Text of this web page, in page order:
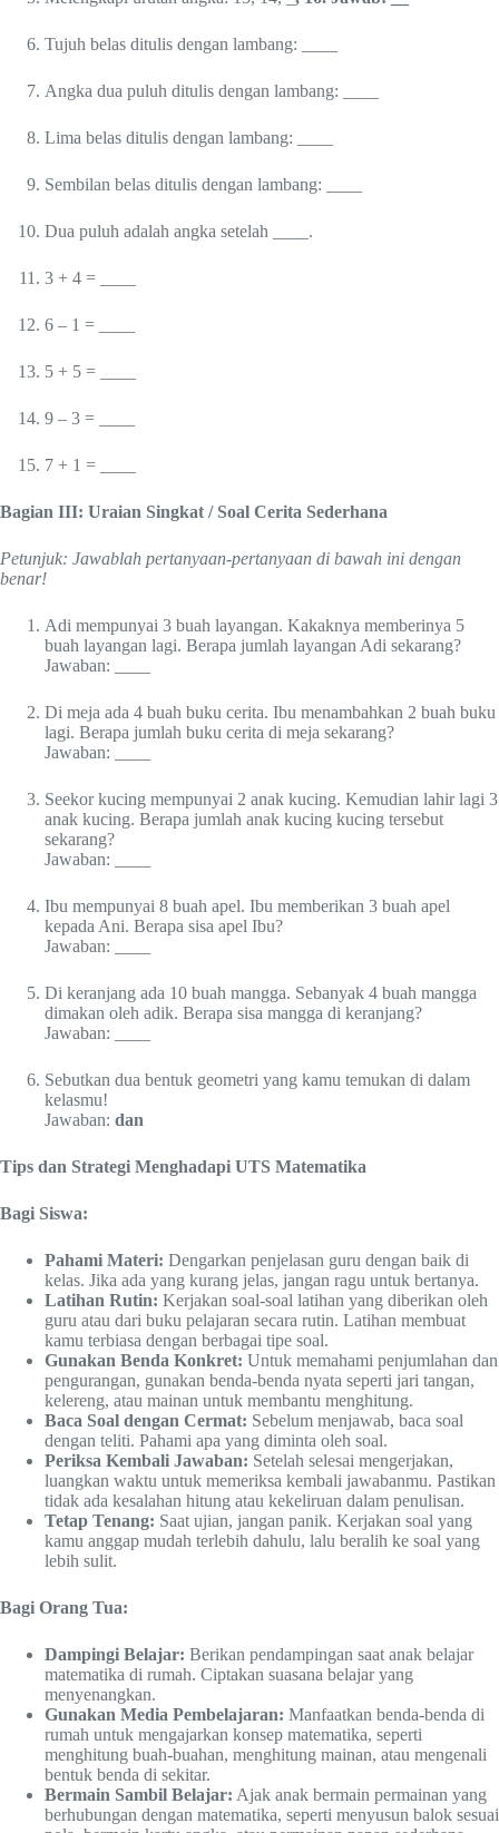
Tujuh belas ditulis dengan lambang: ____
Angka dua puluh ditulis dengan lambang: ____
Lima belas ditulis dengan lambang: ____
Sembilan belas ditulis dengan lambang: ____
Dua puluh adalah angka setelah ____.
3 + 4 = ____
6 – 1 = ____
5 + 5 = ____
9 – 3 = ____
7 + 1 = ____
Bagian III: Uraian Singkat / Soal Cerita Sederhana
Petunjuk: Jawablah pertanyaan-pertanyaan di bawah ini dengan
benar!
Adi mempunyai 3 buah layangan. Kakaknya memberinya 5
buah layangan lagi. Berapa jumlah layangan Adi sekarang?
Jawaban: ____
Di meja ada 4 buah buku cerita. Ibu menambahkan 2 buah buku
lagi. Berapa jumlah buku cerita di meja sekarang?
Jawaban: ____
Seekor kucing mempunyai 2 anak kucing. Kemudian lahir lagi 3
anak kucing. Berapa jumlah anak kucing kucing tersebut
sekarang?
Jawaban: ____
Ibu mempunyai 8 buah apel. Ibu memberikan 3 buah apel
kepada Ani. Berapa sisa apel Ibu?
Jawaban: ____
Di keranjang ada 10 buah mangga. Sebanyak 4 buah mangga
dimakan oleh adik. Berapa sisa mangga di keranjang?
Jawaban: ____
Sebutkan dua bentuk geometri yang kamu temukan di dalam
kelasmu!
Jawaban: dan
Tips dan Strategi Menghadapi UTS Matematika
Bagi Siswa:
Pahami Materi: Dengarkan penjelasan guru dengan baik di
kelas. Jika ada yang kurang jelas, jangan ragu untuk bertanya.
Latihan Rutin: Kerjakan soal-soal latihan yang diberikan oleh
guru atau dari buku pelajaran secara rutin. Latihan membuat
kamu terbiasa dengan berbagai tipe soal.
Gunakan Benda Konkret: Untuk memahami penjumlahan dan
pengurangan, gunakan benda-benda nyata seperti jari tangan,
kelereng, atau mainan untuk membantu menghitung.
Baca Soal dengan Cermat: Sebelum menjawab, baca soal
dengan teliti. Pahami apa yang diminta oleh soal.
Periksa Kembali Jawaban: Setelah selesai mengerjakan,
luangkan waktu untuk memeriksa kembali jawabanmu. Pastikan
tidak ada kesalahan hitung atau kekeliruan dalam penulisan.
Tetap Tenang: Saat ujian, jangan panik. Kerjakan soal yang
kamu anggap mudah terlebih dahulu, lalu beralih ke soal yang
lebih sulit.
Bagi Orang Tua:
Dampingi Belajar: Berikan pendampingan saat anak belajar
matematika di rumah. Ciptakan suasana belajar yang
menyenangkan.
Gunakan Media Pembelajaran: Manfaatkan benda-benda di
rumah untuk mengajarkan konsep matematika, seperti
menghitung buah-buahan, menghitung mainan, atau mengenali
bentuk benda di sekitar.
Bermain Sambil Belajar: Ajak anak bermain permainan yang
berhubungan dengan matematika, seperti menyusun balok sesuai